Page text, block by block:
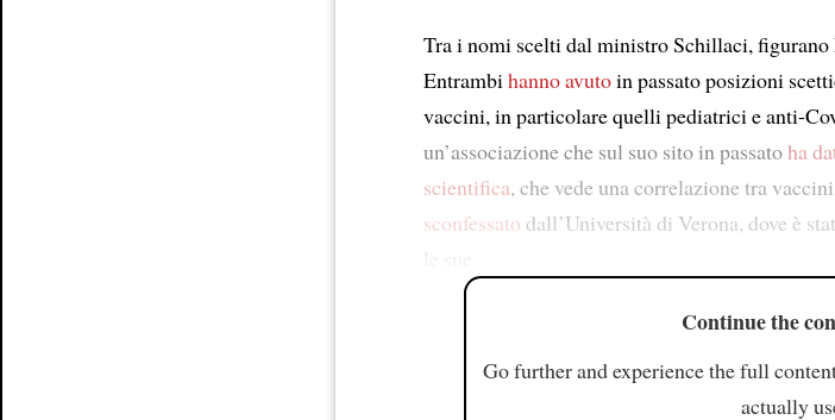
Tra i nomi scelti dal ministro Schillaci,
Entrambi hanno avutoin passato posizioni
vaccini, in particolare quelli pediatrici e anti-
un’associazione che sul suo sito in passatoha
scientifica, che vede una correlazione tra
sconfessato dall’Università di Verona, dove è
Continue the
Go further and experience the full
actually